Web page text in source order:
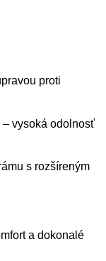
proti
– vysoká odolnosť
s rozšíreným
a dokonalé